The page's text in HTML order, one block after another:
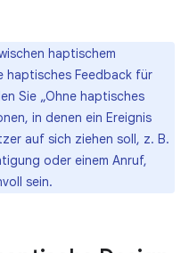
haptischem
haptisches Feedback für
Sie „Ohne haptisches
in denen ein Ereignis
auf sich ziehen soll, z. B.
oder einem Anruf,
sein.